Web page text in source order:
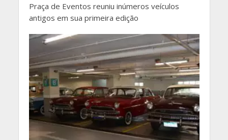
Praça de Eventos reuniu inúmeros veículos
antigos em sua primeira edição